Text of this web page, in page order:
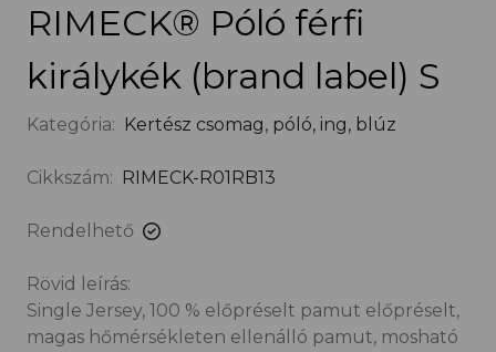
RIMECK® Póló férfi
királykék (brand label) S
Kategória: Kertész csomag, póló, ing, blúz
Cikkszám: RIMECK-R01RB13
Rendelhető
Rövid leírás:
Single Jersey, 100 % előpréselt pamut előpréselt,
magas hőmérsékleten ellenálló pamut, mosható